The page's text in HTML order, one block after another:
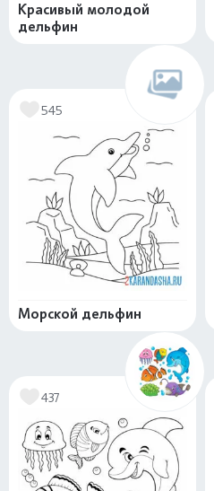
Красивый молодой
дельфин
545
Морской дельфин
437